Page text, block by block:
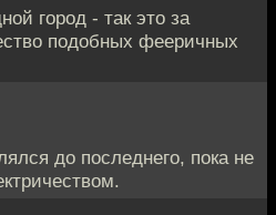
город - так это за
подобных фееричных
до последнего, пока не